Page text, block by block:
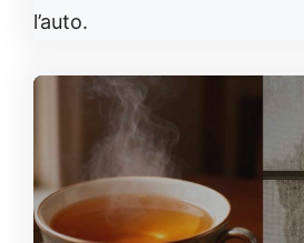
l’auto.